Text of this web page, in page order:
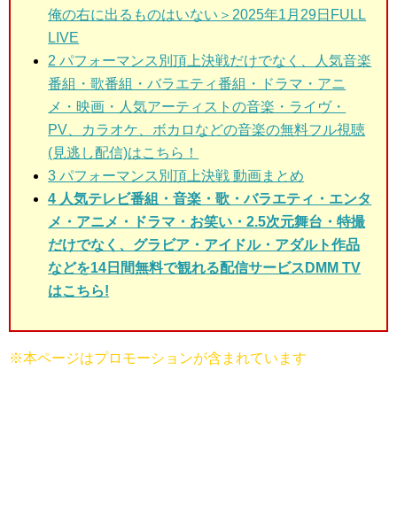
俺の右に出るものはいない＞2025年1月29日FULL
LIVE
2 パフォーマンス別頂上決戦だけでなく
、人気音楽
番組・歌番組・バラエティ番組・ドラマ・アニ
メ・映画・人気アーティストの音楽・ライヴ・
PV、カラオケ、ボカロなどの音楽の無料フル視聴
(見逃し配信)はこちら！
3 パフォーマンス別頂上決戦 動画まとめ
4 人気テレビ番組・音楽・歌・バラエティ・エンタ
メ・アニメ・ドラマ・お笑い・2.5次元舞台・特撮
だけでなく、グラビア・アイドル・アダルト作品
などを14日間無料で観れる配信サービスDMM TV
はこちら!
※本ページはプロモーションが含まれています